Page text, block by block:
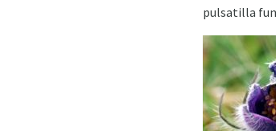
pulsatilla